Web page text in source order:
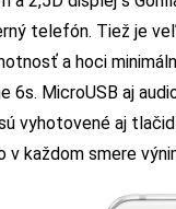
telefón. Tiež je
a hoci
6s. MicroUSB aj
vyhotovené aj
každom smere